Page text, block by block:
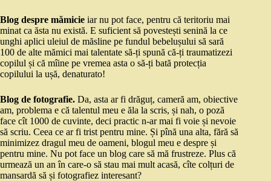
Blog despre mămicie iar nu pot face, pentru că teritoriu mai
minat ca ăsta nu există. E suficient să povestești senină la ce
unghi aplici uleiul de măsline pe fundul bebelușului să sară
100 de alte mămici mai talentate să-ți spună că-ți traumatizezi
copilul și că mîine pe vremea asta o să-ți bată protecția
copilului la ușă, denaturato!
Blog de fotografie. Da, asta ar fi drăguț, cameră am, obiective
am, problema e că talentul meu e ăla la scris, și nah, o poză
face cît 1000 de cuvinte, deci practic n-ar mai fi voie și nevoie
să scriu. Ceea ce ar fi trist pentru mine. Și pînă una alta, fără să
minimizez dragul meu de oameni, blogul meu e despre și
pentru mine. Nu pot face un blog care să mă frustreze. Plus că
urmează un an în care-o să stau mai mult acasă, cîte colțuri de
mansardă să și fotografiez interesant?